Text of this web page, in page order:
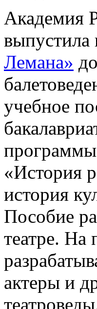
Академия
выпустила
Лемана»
учебное
«История
история
Пособие
театре. На
актеры и